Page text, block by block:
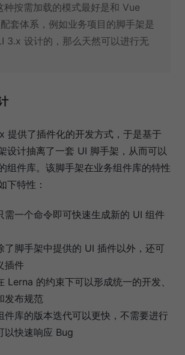
种按需加载的模式最好是和 Vue
套体系，例如业务项目的脚手架是
3.x 设计的，那么天然可以进行无
提供了插件化的开发方式，于是基于
设计抽离了一套 UI 脚手架，从而可以
组件库。该脚手架在业务组件库的特性
下特性：
需一个命令即可快速生成新的 UI 组件
了脚手架中提供的 UI 插件以外，还可
插件
Lerna 的约束下可以形成统一的开发、
发布规范
件库的版本迭代可以更快，不需要进行
以快速响应 Bug